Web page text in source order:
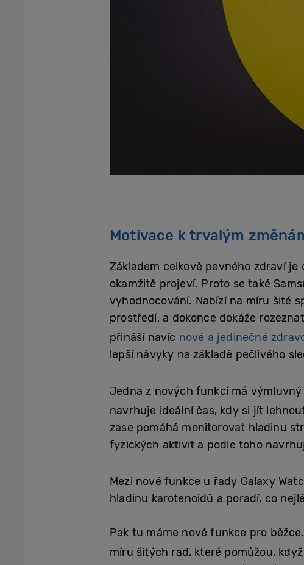
Motivace k trvalým
Základem celkově pevného zdraví
okamžitě projeví. Proto se také
vyhodnocování. Nabízí na míru šité
prostředí, a dokonce dokáže
přináší navíc nové a jedinečné
lepší návyky na základě pečlivého
Jedna z nových funkcí má výmluvný
navrhuje ideální čas, kdy si jít
zase pomáhá monitorovat hladinu
fyzických aktivit a podle toho
Mezi nové funkce u řady Galaxy
hladinu karotenoidů a poradí, co
Pak tu máme nové funkce pro
míru šitých rad, které pomůžou,